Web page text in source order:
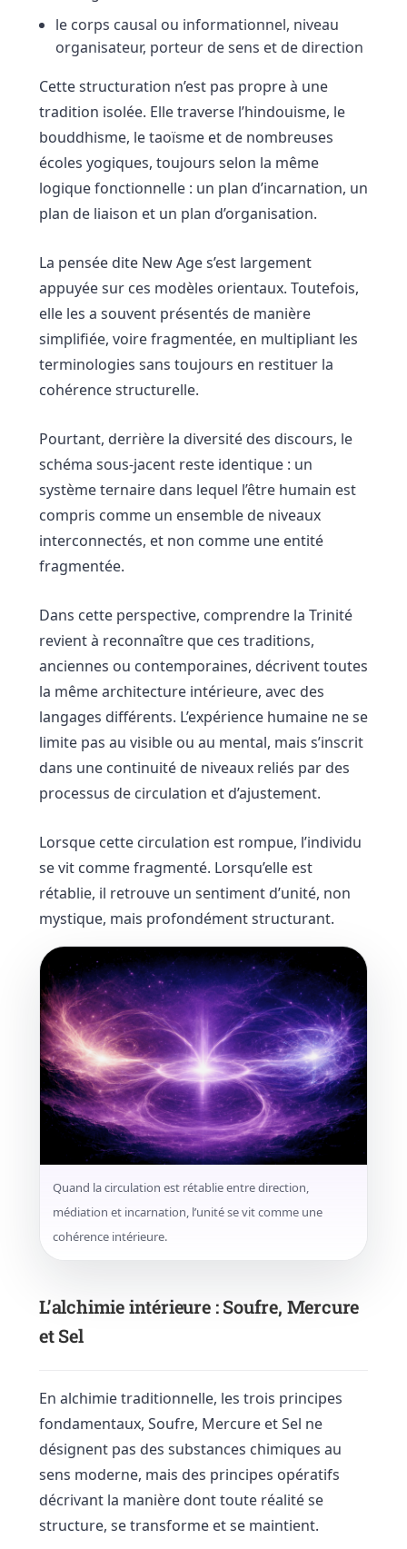
le corps causal ou informationnel, niveau
organisateur, porteur de sens et de direction
Cette structuration n’est pas propre à une
tradition isolée. Elle traverse l’hindouisme, le
bouddhisme, le taoïsme et de nombreuses
écoles yogiques, toujours selon la même
logique fonctionnelle : un plan d’incarnation, un
plan de liaison et un plan d’organisation.
La pensée dite New Age s’est largement
appuyée sur ces modèles orientaux. Toutefois,
elle les a souvent présentés de manière
simplifiée, voire fragmentée, en multipliant les
terminologies sans toujours en restituer la
cohérence structurelle.
Pourtant, derrière la diversité des discours, le
schéma sous-jacent reste identique : un
système ternaire dans lequel l’être humain est
compris comme un ensemble de niveaux
interconnectés, et non comme une entité
fragmentée.
Dans cette perspective, comprendre la Trinité
revient à reconnaître que ces traditions,
anciennes ou contemporaines, décrivent toutes
la même architecture intérieure, avec des
langages différents. L’expérience humaine ne se
limite pas au visible ou au mental, mais s’inscrit
dans une continuité de niveaux reliés par des
processus de circulation et d’ajustement.
Lorsque cette circulation est rompue, l’individu
se vit comme fragmenté. Lorsqu’elle est
rétablie, il retrouve un sentiment d’unité, non
mystique, mais profondément structurant.
Quand la circulation est rétablie entre direction,
médiation et incarnation, l’unité se vit comme une
cohérence intérieure.
L’alchimie intérieure : Soufre, Mercure
et Sel
En alchimie traditionnelle, les trois principes
fondamentaux, Soufre, Mercure et Sel ne
désignent pas des substances chimiques au
sens moderne, mais des principes opératifs
décrivant la manière dont toute réalité se
structure, se transforme et se maintient.